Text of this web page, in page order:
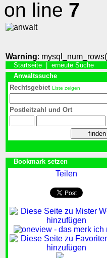
on line 7
Warning:
Startseite
erneute Suche
Anwaltssuche
Rechtsgebiet Liste zeigen
Postleitzahl und Ort
Bookmark setzen
Teilen